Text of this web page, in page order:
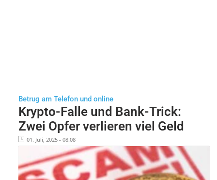
Betrug am Telefon und online
Krypto-Falle und Bank-Trick:
Zwei Opfer verlieren viel Geld
01. Juli, 2025 - 08:08